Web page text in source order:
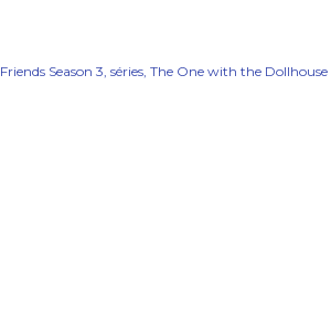
Friends Season 3 séries The One with the Dollhouse